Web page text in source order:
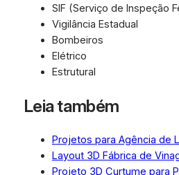
SIF (Serviço de Inspeção
Vigilância Estadual
Bombeiros
Elétrico
Estrutural
Leia também
Projetos para Agência de
Layout 3D Fábrica de
Projeto 3D Curtume para